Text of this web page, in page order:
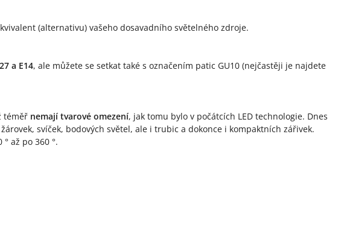
(alternativu) vašeho dosavadního světelného zdroje.
a E14, ale můžete se setkat také s označením patic GU10 (nejčastěji je najdete
téměř nemají tvarové omezení, jak tomu bylo v počátcích LED technologie. Dnes
svíček, bodových světel, ale i trubic a dokonce i kompaktních zářivek.
až po 360 °.